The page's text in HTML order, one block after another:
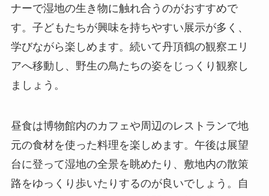
ナーで湿地の生き物に触れ合うのがおすすめで
す。子どもたちが興味を持ちやすい展示が多く、
学びながら楽しめます。続いて丹頂鶴の観察エリ
アへ移動し、野生の鳥たちの姿をじっくり観察し
ましょう。
昼食は博物館内のカフェや周辺のレストランで地
元の食材を使った料理を楽しめます。午後は展望
台に登って湿地の全景を眺めたり、敷地内の散策
路をゆっくり歩いたりするのが良いでしょう。自